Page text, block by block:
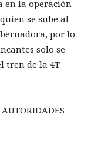
en la operación
se sube al
por lo
solo se
tren de la 4T